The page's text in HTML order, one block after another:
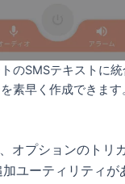
のSMSテキストに
素早く作成できます
オプションのトリ
ユーティリティが